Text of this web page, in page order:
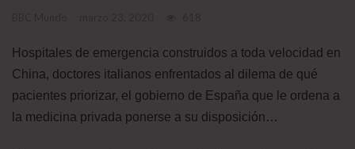
Hospitales de emergencia construidos a toda velocidad en
China, doctores italianos enfrentados al dilema de qué
pacientes priorizar, el gobierno de España que le ordena a
la medicina privada ponerse a su disposición…